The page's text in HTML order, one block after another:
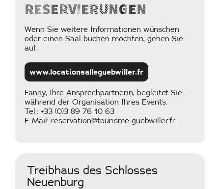
Reservierungen
Wenn Sie weitere Informationen wünschen
oder einen Saal buchen möchten, gehen Sie
auf:
www.locationsalleguebwiller.fr
Fanny, Ihre Ansprechpartnerin, begleitet Sie
während der Organisation Ihres Events.
Tel.: +33 (0)3 89 76 10 63
E-Mail: reservation@tourisme-guebwiller.fr
Treibhaus des Schlosses
Neuenburg